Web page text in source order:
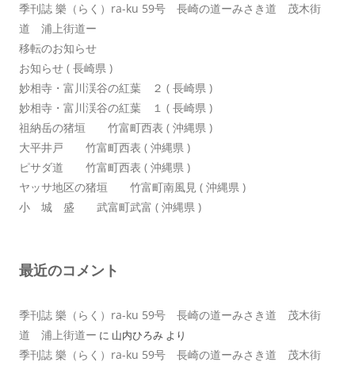
季刊誌 樂（らく）ra-ku 59号 長崎の道ーみさき道 茂木街
道 浦上街道ー
移転のお知らせ
お知らせ ( 長崎県 )
妙相寺・富川渓谷の紅葉 ２ ( 長崎県 )
妙相寺・富川渓谷の紅葉 １ ( 長崎県 )
祖納岳の猪垣 竹富町西表 ( 沖縄県 )
大平井戸 竹富町西表 ( 沖縄県 )
ピサダ道 竹富町西表 ( 沖縄県 )
ヤッサ地区の猪垣 竹富町南風見 ( 沖縄県 )
小 城 盛 武富町武富 ( 沖縄県 )
最近のコメント
季刊誌 樂（らく）ra-ku 59号 長崎の道ーみさき道 茂木街
道 浦上街道ー に 山内ひろみ より
季刊誌 樂（らく）ra-ku 59号 長崎の道ーみさき道 茂木街